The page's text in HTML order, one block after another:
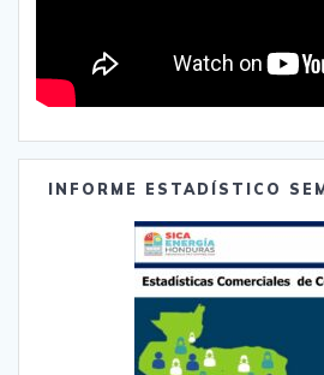
INFORME ESTADÍSTICO